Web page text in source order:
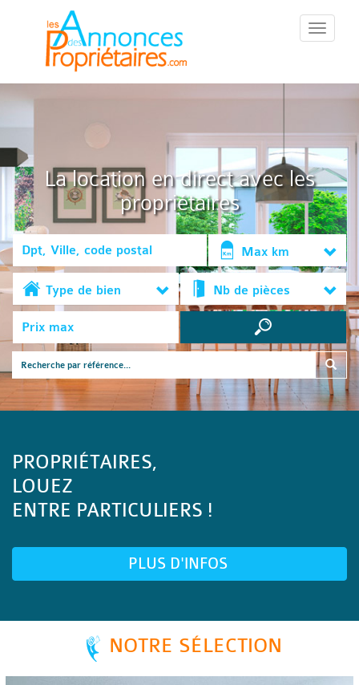
::Menu::
La location en direct avec les
propriétaires
Max km
Type de bien Nb de pièces
PROPRIÉTAIRES,
LOUEZ
ENTRE PARTICULIERS !
PLUS D'INFOS
NOTRE SÉLECTION